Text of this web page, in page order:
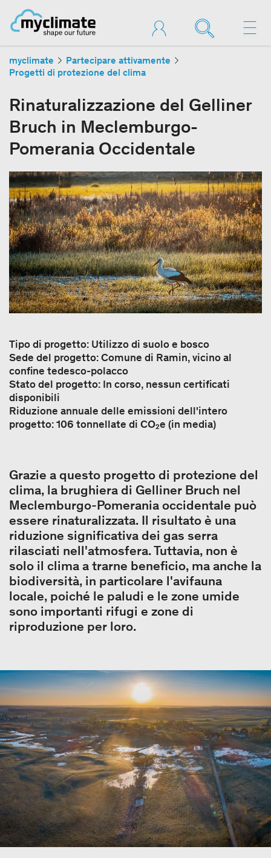
myclimate
Partecipare attivamente
Progetti di protezione del clima
Rinaturalizzazione del Gelliner
Bruch in Meclemburgo-
Pomerania Occidentale
Tipo di progetto: Utilizzo di suolo e bosco
Sede del progetto: Comune di Ramin, vicino al
confine tedesco-polacco
Stato del progetto: In corso, nessun certificati
disponibili
Riduzione annuale delle emissioni dell'intero
progetto: 106 tonnellate di CO₂e (in media)
Grazie a questo progetto di protezione del
clima, la brughiera di Gelliner Bruch nel
Meclemburgo-Pomerania occidentale può
essere rinaturalizzata. Il risultato è una
riduzione significativa dei gas serra
rilasciati nell'atmosfera. Tuttavia, non è
solo il clima a trarne beneficio, ma anche la
biodiversità, in particolare l'avifauna
locale, poiché le paludi e le zone umide
sono importanti rifugi e zone di
riproduzione per loro.